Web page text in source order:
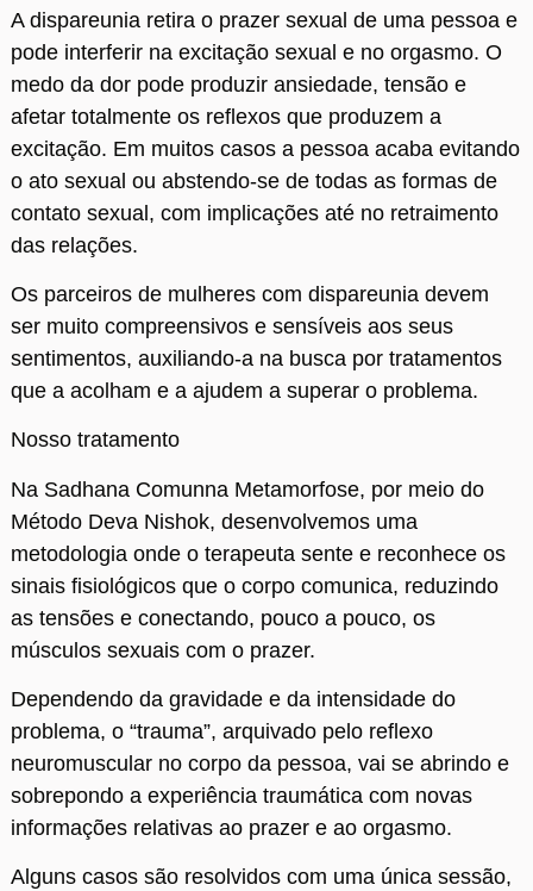
A dispareunia retira o prazer sexual de uma pessoa e
pode interferir na excitação sexual e no orgasmo. O
medo da dor pode produzir ansiedade, tensão e
afetar totalmente os reflexos que produzem a
excitação. Em muitos casos a pessoa acaba evitando
o ato sexual ou abstendo-se de todas as formas de
contato sexual, com implicações até no retraimento
das relações.
Os parceiros de mulheres com dispareunia devem
ser muito compreensivos e sensíveis aos seus
sentimentos, auxiliando-a na busca por tratamentos
que a acolham e a ajudem a superar o problema.
Nosso tratamento
Na Sadhana Comunna Metamorfose, por meio do
Método Deva Nishok, desenvolvemos uma
metodologia onde o terapeuta sente e reconhece os
sinais fisiológicos que o corpo comunica, reduzindo
as tensões e conectando, pouco a pouco, os
músculos sexuais com o prazer.
Dependendo da gravidade e da intensidade do
problema, o “trauma”, arquivado pelo reflexo
neuromuscular no corpo da pessoa, vai se abrindo e
sobrepondo a experiência traumática com novas
informações relativas ao prazer e ao orgasmo.
Alguns casos são resolvidos com uma única sessão,